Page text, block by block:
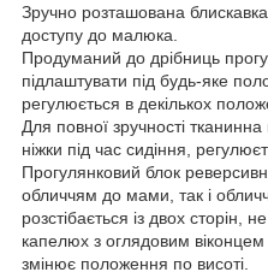
Зручно розташована
доступу до малюка.
Продуманий до дрібниць
підлаштувати під будь-яке
регулюється в декількох
Для повної зручності
ніжки під час сидіння,
Прогулянковий блок
обличчям до мами, так і
розстібається із двох сторін,
капелюх з оглядовим
змінює положення по висоті.